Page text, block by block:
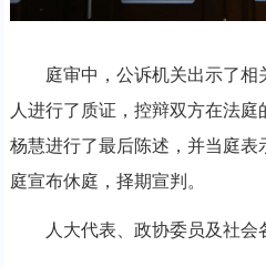
庭审中，公诉机关出示了相
人进行了质证，控辩双方在法庭
杨慧进行了最后陈述，并当庭
庭宣布休庭，择期宣判。
人大代表、政协委员及社会